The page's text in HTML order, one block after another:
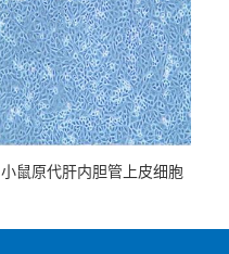
小鼠原代肝内胆管上皮细胞